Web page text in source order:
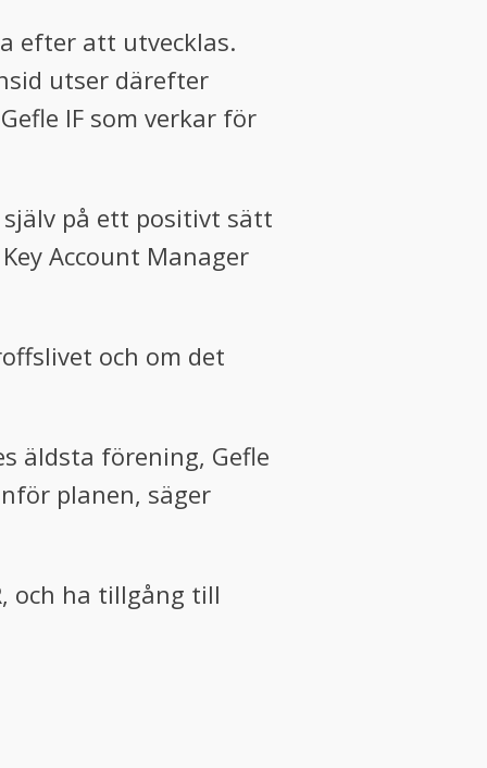
efter att utvecklas.
utser därefter
IF som verkar för
själv på ett positivt sätt
Account Manager
och om det
äldsta förening, Gefle
planen, säger
och ha tillgång till